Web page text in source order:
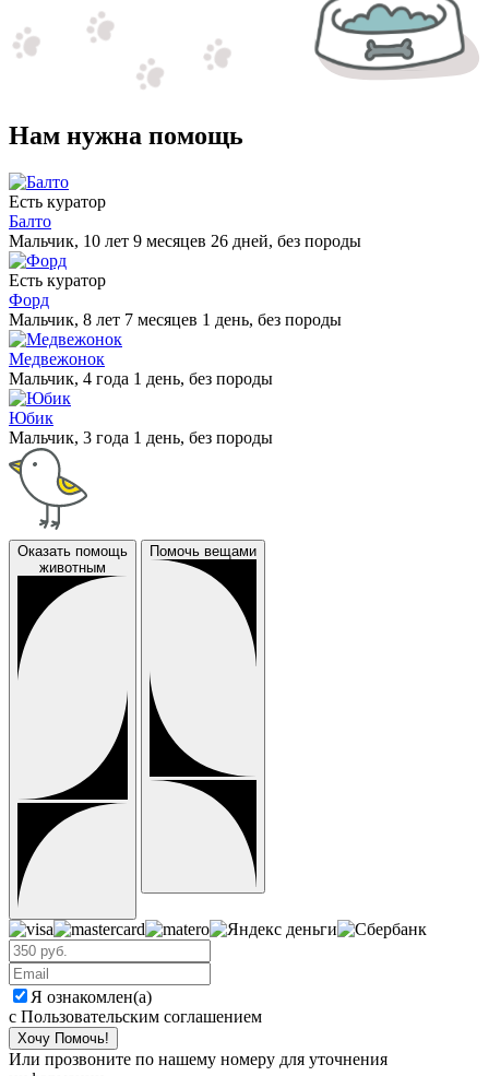
Нам нужна помощь
Есть куратор
Балто
Мальчик, 10 лет 9 месяцев 26 дней, без породы
Есть куратор
Форд
Мальчик, 8 лет 7 месяцев 1 день, без породы
Медвежонок
Мальчик, 4 года 1 день, без породы
Юбик
Мальчик, 3 года 1 день, без породы
Оказать помощь
животным
Помочь вещами
Я ознакомлен(а)
с Пользовательским соглашением
Хочу Помочь!
Или прозвоните по нашему номеру для уточнения